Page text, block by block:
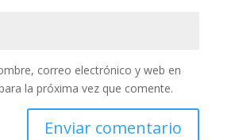
correo electrónico y web en
la próxima vez que comente.